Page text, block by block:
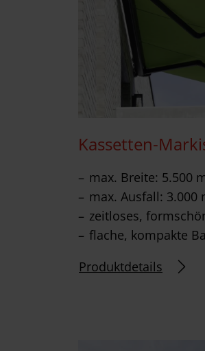
Kassetten-
max. Breite: 5.500
max. Ausfall: 3.000
zeitloses,
flache, kompakte
Produktdetails